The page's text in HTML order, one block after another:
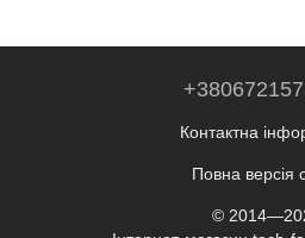
Контактна
Повна версія
©